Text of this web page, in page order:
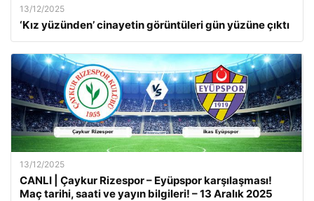
13/12/2025
‘Kız yüzünden’ cinayetin görüntüleri gün yüzüne çıktı
13/12/2025
CANLI | Çaykur Rizespor – Eyüpspor karşılaşması!
Maç tarihi, saati ve yayın bilgileri! – 13 Aralık 2025